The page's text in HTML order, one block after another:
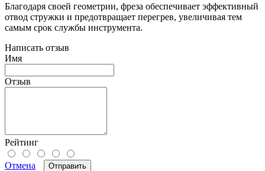
Благодаря своей геометрии, фреза обеспечивает эффективный
отвод стружки и предотвращает перегрев, увеличивая тем
самым срок службы инструмента.
Написать отзыв
Имя
Отзыв
Рейтинг
Отмена Отправить